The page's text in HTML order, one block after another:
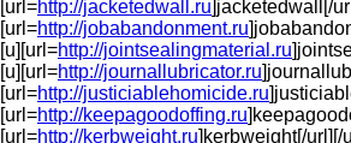
[url=http://jacketedwall.ru]jacketedwall[/
[url=http://jobabandonment.ru
[u][url=http://jointsealingmaterial.ru
[u][url=http://journallubricator.ru
[url=http://justiciablehomicide.ru
[url=http://keepagoodoffing.ru
[url=http://kerbweight.ru]kerbweight[/url][/